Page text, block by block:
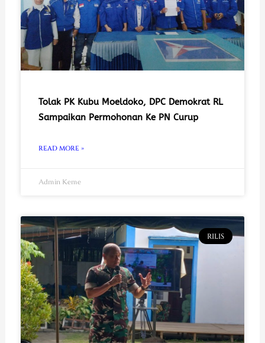
Tolak PK Kubu Moeldoko, DPC Demokrat RL
Sampaikan Permohonan Ke PN Curup
READ MORE »
Admin Keme
RILIS